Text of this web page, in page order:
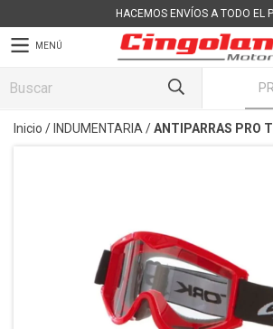
HACEMOS ENVÍOS A TODO EL
MENÚ
Inicio / INDUMENTARIA /ANTIPARRAS PRO